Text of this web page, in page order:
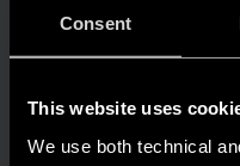
Consent
This website uses
We use both technical